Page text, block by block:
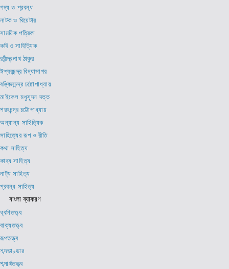
গদ্য ও প্রবন্ধ
নাটক ও থিয়েটার
সাময়িক পত্রিকা
কবি ও সাহিত্যিক
রবীন্দ্রনাথ ঠাকুর
ঈশ্বরচন্দ্র বিদ্যাসাগর
বঙ্কিমচন্দ্র চট্টোপাধ্যায়
মাইকেল মধুসূদন দত্ত
শরৎচন্দ্র চট্টোপাধ্যায়
অন্যান্য সাহিত্যিক
সাহিত্যের রূপ ও রীতি
কথা সাহিত্য
কাব্য সাহিত্য
নাট্য সাহিত্য
প্রবন্ধ সাহিত্য
বাংলা ব্যাকরণ
ধ্বনিতত্ত্ব
বাক্যতত্ত্ব
রূপতত্ত্ব
শব্দভাণ্ডার
শব্দার্থতত্ত্ব